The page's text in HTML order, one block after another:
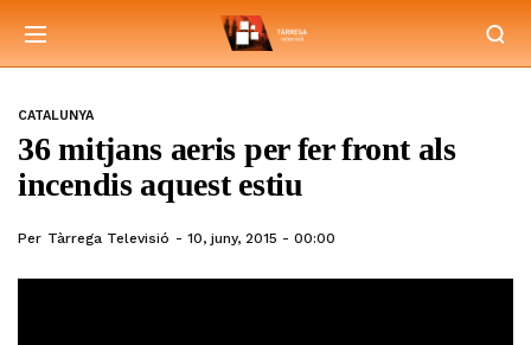
CATALUNYA
36 mitjans aeris per fer front als
incendis aquest estiu
Per Tàrrega Televisió 10, juny, 2015 - 00:00